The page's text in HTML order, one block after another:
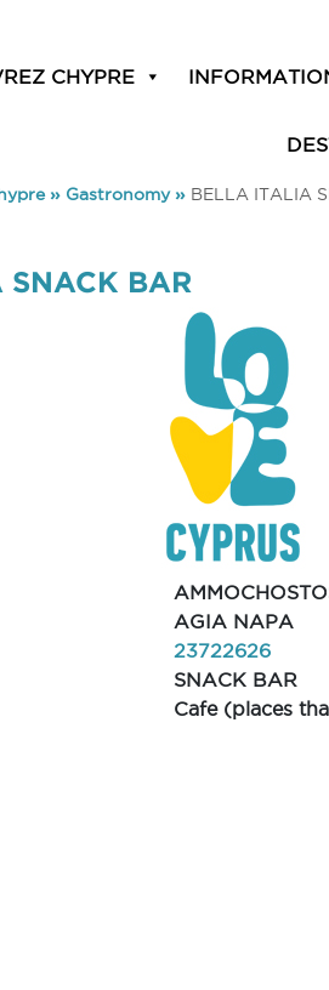
CHYPRE
» Gastronomy» BELLA ITALIA
BAR
AGIA NAPA
23722626
SNACK BAR
Cafe (places